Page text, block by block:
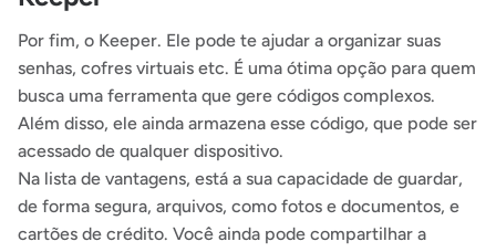
Por fim, o Keeper. Ele pode te ajudar a organizar suas
senhas, cofres virtuais etc. É uma ótima opção para quem
busca uma ferramenta que gere códigos complexos.
Além disso, ele ainda armazena esse código, que pode ser
acessado de qualquer dispositivo.
Na lista de vantagens, está a sua capacidade de guardar,
de forma segura, arquivos, como fotos e documentos, e
cartões de crédito. Você ainda pode compartilhar a